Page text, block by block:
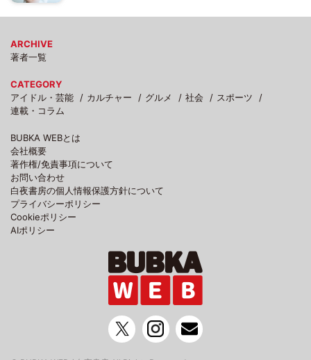
ARCHIVE
著者一覧
CATEGORY
アイドル・芸能
カルチャー グルメ 社会
スポーツ
連載・コラム
BUBKA WEBとは
会社概要
著作権/免責事項について
お問い合わせ
白夜書房の個人情報保護方針について
プライバシーポリシー
Cookieポリシー
AIポリシー